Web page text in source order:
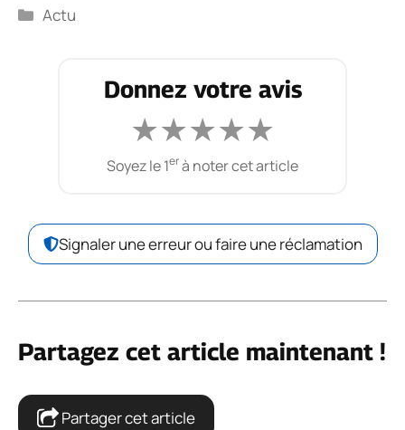
Catégories
Actu
Donnez votre avis
★★★★★
Soyez le 1erà noter cet article
Signaler une erreur ou faire une réclamation
Partagez cet article maintenant !
Partager cet article